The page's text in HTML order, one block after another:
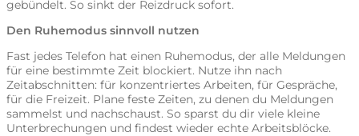
gebündelt. So sinkt der Reizdruck sofort.
Den Ruhemodus sinnvoll nutzen
Fast jedes Telefon hat einen Ruhemodus, der alle Meldungen
für eine bestimmte Zeit blockiert. Nutze ihn nach
Zeitabschnitten: für konzentriertes Arbeiten, für Gespräche,
für die Freizeit. Plane feste Zeiten, zu denen du Meldungen
sammelst und nachschaust. So sparst du dir viele kleine
Unterbrechungen und findest wieder echte Arbeitsblöcke.